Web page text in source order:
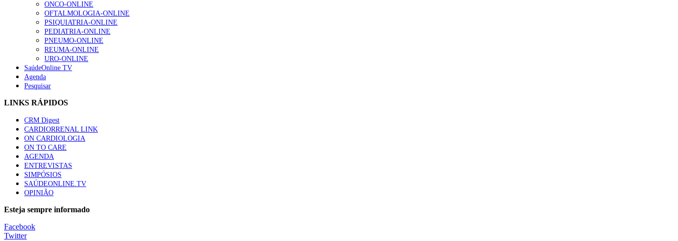
“Os programas de rastreio do cancro do pulmão são custo-efetivos e representam um investimento sustentável para os sistemas de saúde”
88 visualizações
Quase quatro em cada dez doentes com enfarte apresentavam níveis elevados de Lp(a), revela estudo
Trodelvy aprovado para primeira linha no cancro da mama triplo negativo metastático em doentes não elegíveis para inibidores PD-(L)1
61 visualizações
MAIS NOTÍCIAS
7 Ago, 2026
ONCO-ONLINE
OFTALMOLOGIA-ONLINE
PSIQUIATRIA-ONLINE
PEDIATRIA-ONLINE
PNEUMO-ONLINE
REUMA-ONLINE
URO-ONLINE
SaúdeOnline TV
Agenda
Pesquisar
LINKS RÁPIDOS
CRM Digest
CARDIORRENAL LINK
ON CARDIOLOGIA
ON TO CARE
AGENDA
ENTREVISTAS
SIMPÓSIOS
SAÚDEONLINE.TV
OPINIÃO
Esteja sempre informado
Facebook
Twitter